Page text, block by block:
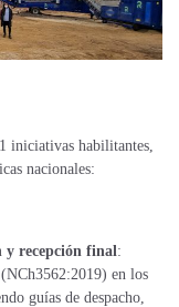
iniciativas habilitantes,
nacionales:
y recepción final:
en los
guías de despacho,